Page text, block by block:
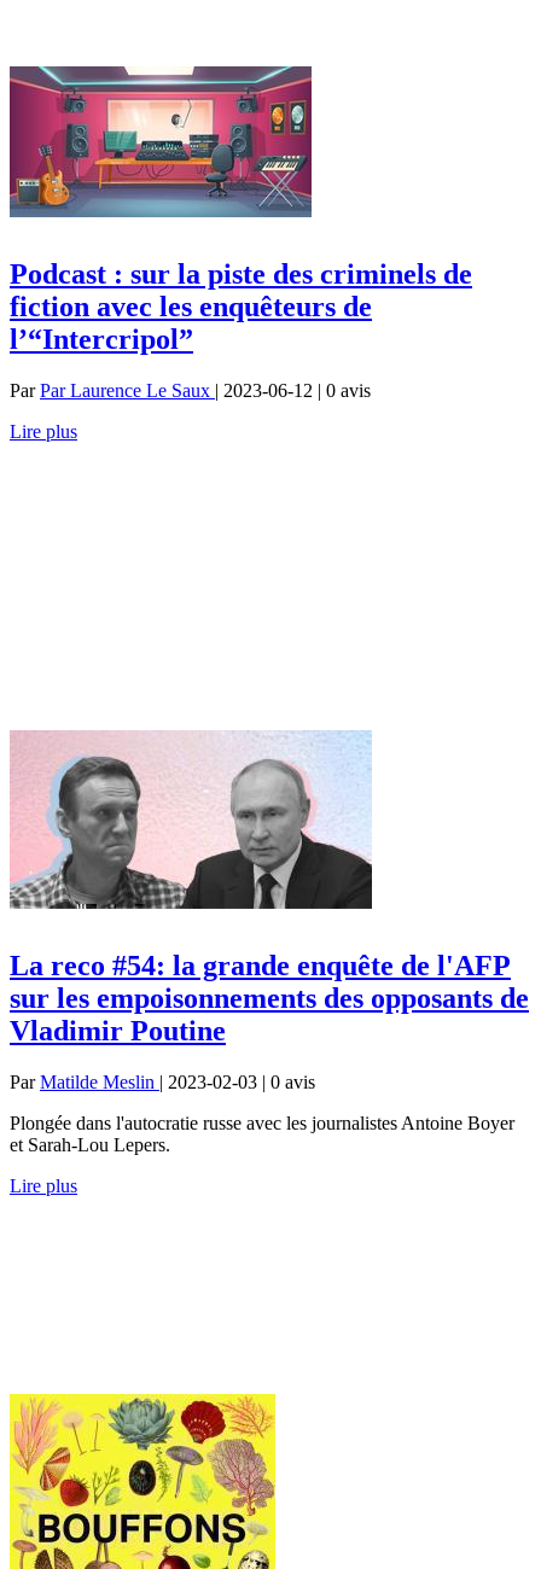
Podcast : sur la piste des criminels de
fiction avec les enquêteurs de
l’“Intercripol”
ParPar Laurence Le Saux | 2023-06-12 | 0 avis
Lire plus
La reco #54: la grande enquête de l'AFP
sur les empoisonnements des opposants de
Vladimir Poutine
ParMatilde Meslin | 2023-02-03 | 0 avis
Plongée dans l'autocratie russe avec les journalistes Antoine Boyer
et Sarah-Lou Lepers.
Lire plus